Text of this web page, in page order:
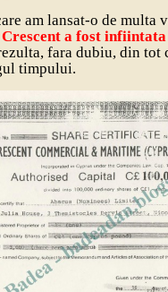
am lansat-o de multa
a fost infiintata
fara dubiu, din tot
timpului.